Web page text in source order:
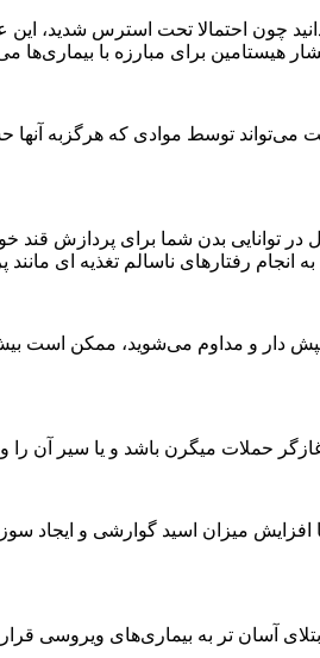
چون احتمالا تحت استرس
هیستامین برای مبارزه با بیماری‌ها
توسط موادی که هرگزبه آنها
توانایی بدن شما برای پردازش قند
انجام رفتارهای ناسالم تغذیه ای مانند
تپش دار و مداوم می‌شوید، ممکن
حملات میگرن باشد و یا سیر آن را
میزان اسید گوارشی و ایجاد
تر به بیماری‌های ویروسی قرار